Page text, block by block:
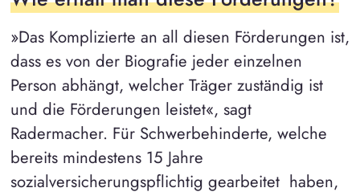
»Das Komplizierte an all diesen Förderungen ist,
dass es von der Biografie jeder einzelnen
Person abhängt, welcher Träger zuständig ist
und die Förderungen leistet«, sagt
Radermacher. Für Schwerbehinderte, welche
bereits mindestens 15 Jahre
sozialversicherungspflichtig gearbeitet haben,